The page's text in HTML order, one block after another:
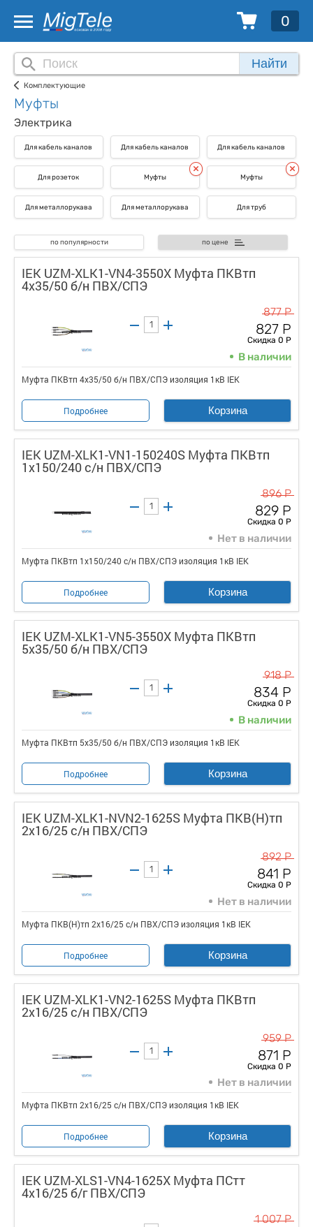
0
Найти
Комплектующие
Муфты
Электрика
Для кабель каналов Для кабель каналов Для кабель каналов
Для розеток Муфты Муфты
Для металлорукава Для металлорукава Для труб
по популярности по цене
IEK UZM-XLK1-VN4-3550X Муфта ПКВтп
4х35/50 б/н ПВХ/СПЭ
877 Р
827 Р
Скидка 0 Р
В наличии
Муфта ПКВтп 4х35/50 б/н ПВХ/СПЭ изоляция 1кВ IEK
Подробнее Корзина
IEK UZM-XLK1-VN1-150240S Муфта ПКВтп
1х150/240 с/н ПВХ/СПЭ
896 Р
829 Р
Скидка 0 Р
Нет в наличии
Муфта ПКВтп 1х150/240 с/н ПВХ/СПЭ изоляция 1кВ IEK
Подробнее Корзина
IEK UZM-XLK1-VN5-3550X Муфта ПКВтп
5х35/50 б/н ПВХ/СПЭ
918 Р
834 Р
Скидка 0 Р
В наличии
Муфта ПКВтп 5х35/50 б/н ПВХ/СПЭ изоляция 1кВ IEK
Подробнее Корзина
IEK UZM-XLK1-NVN2-1625S Муфта ПКВ(Н)тп
2х16/25 с/н ПВХ/СПЭ
892 Р
841 Р
Скидка 0 Р
Нет в наличии
Муфта ПКВ(Н)тп 2х16/25 с/н ПВХ/СПЭ изоляция 1кВ IEK
Подробнее Корзина
IEK UZM-XLK1-VN2-1625S Муфта ПКВтп
2х16/25 с/н ПВХ/СПЭ
959 Р
871 Р
Скидка 0 Р
Нет в наличии
Муфта ПКВтп 2х16/25 с/н ПВХ/СПЭ изоляция 1кВ IEK
Подробнее Корзина
IEK UZM-XLS1-VN4-1625X Муфта ПСтт
4х16/25 б/г ПВХ/СПЭ
1 007 Р